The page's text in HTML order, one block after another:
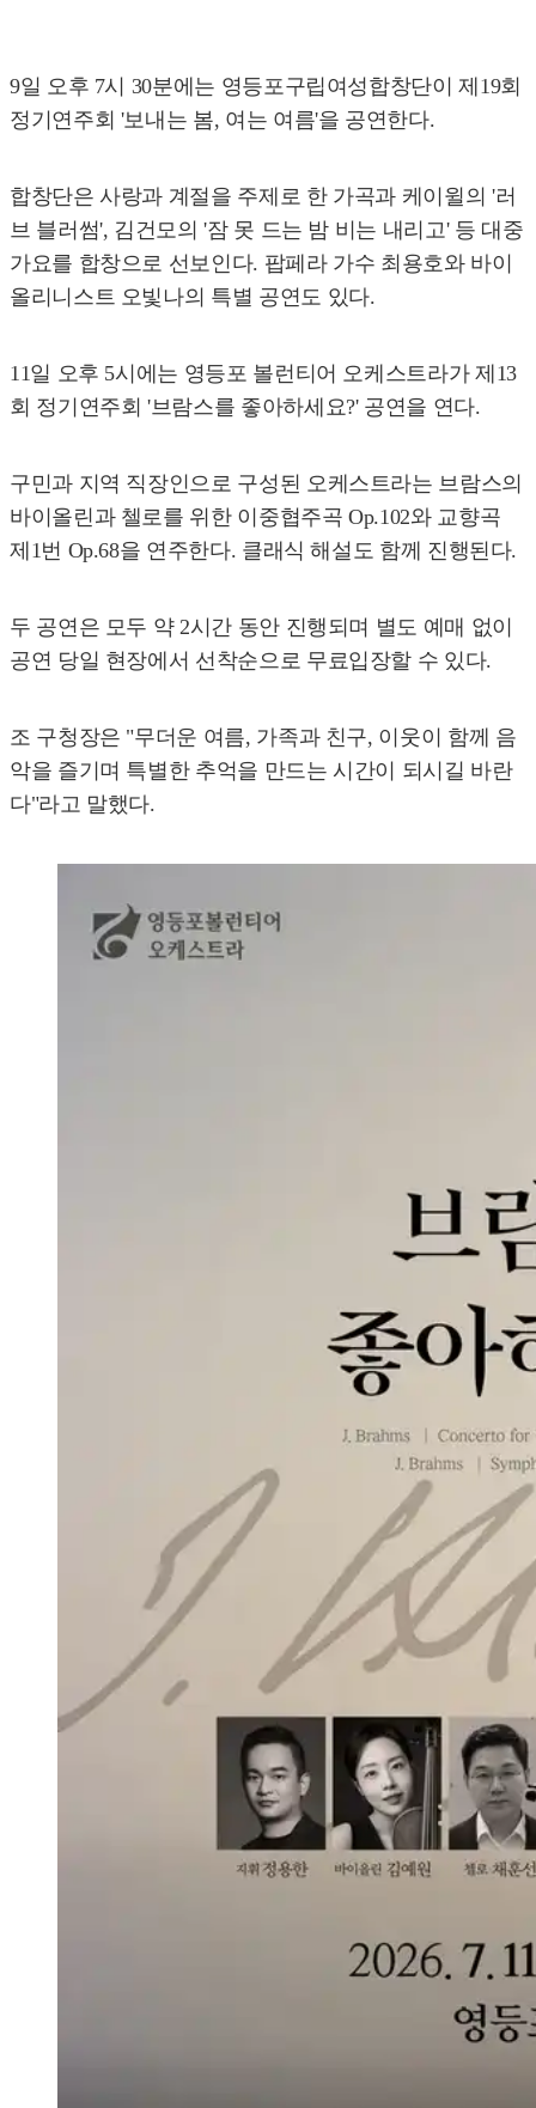
9일 오후 7시 30분에는 영등포구립여성합창단이 제19회
정기연주회 '보내는 봄, 여는 여름'을 공연한다.
합창단은 사랑과 계절을 주제로 한 가곡과 케이윌의 '러
브 블러썸', 김건모의 '잠 못 드는 밤 비는 내리고' 등 대중
가요를 합창으로 선보인다. 팝페라 가수 최용호와 바이
올리니스트 오빛나의 특별 공연도 있다.
11일 오후 5시에는 영등포 볼런티어 오케스트라가 제13
회 정기연주회 '브람스를 좋아하세요?' 공연을 연다.
구민과 지역 직장인으로 구성된 오케스트라는 브람스의
바이올린과 첼로를 위한 이중협주곡 Op.102와 교향곡
제1번 Op.68을 연주한다. 클래식 해설도 함께 진행된다.
두 공연은 모두 약 2시간 동안 진행되며 별도 예매 없이
공연 당일 현장에서 선착순으로 무료입장할 수 있다.
조 구청장은 "무더운 여름, 가족과 친구, 이웃이 함께 음
악을 즐기며 특별한 추억을 만드는 시간이 되시길 바란
다"라고 말했다.